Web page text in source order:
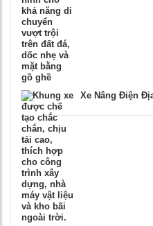
Xe Nâng Điện